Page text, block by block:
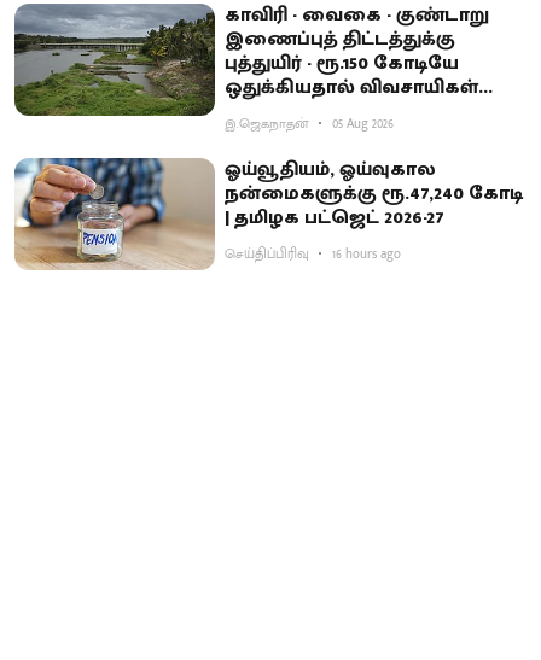
காவிரி - வைகை - குண்டாறு
இணைப்புத் திட்டத்துக்கு
புத்துயிர் - ரூ.150 கோடியே
ஒதுக்கியதால் விவசாயிகள்
ஏமாற்றம்
இ.ஜெகநாதன் 05 Aug 2026
ஓய்வூதியம், ஓய்வுகால
நன்மைகளுக்கு ரூ.47,240 கோடி
| தமிழக பட்ஜெட் 2026-27
செய்திப்பிரிவு 16 hours ago